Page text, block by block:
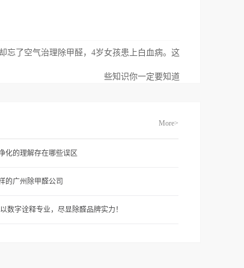
忘了空气治理除甲醛，4岁女孩患上白血病。这
些知识你一定要知道
More>
化的理解存在哪些误区
的广州除甲醛公司
数字诠释专业，尽显除醛品牌实力！